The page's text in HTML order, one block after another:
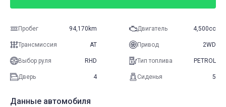
Пробег 94,170km Двигатель 4,500cc
Трансмиссия AT Привод 2WD
Выбор руля RHD Тип топлива PETROL
Дверь 4 Сиденья 5
Данные автомобиля